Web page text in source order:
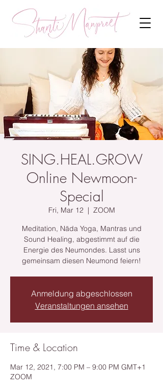
SING.HEAL.GROW
Online Newmoon-
Special
Fri, Mar 12
  |
ZOOM
Meditation, Nāda Yoga, Mantras und
Sound Healing, abgestimmt auf die
Energie des Neumondes. Lasst uns
gemeinsam diesen Neumond feiern!
Anmeldung abgeschlossen
Veranstaltungen ansehen
Time & Location
Mar 12, 2021, 7:00 PM – 9:00 PM GMT+1
ZOOM